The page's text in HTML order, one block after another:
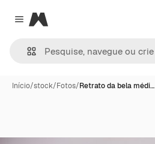
Close menu
Magnific
Início/stock/Fotos/Retrato da bela médi…